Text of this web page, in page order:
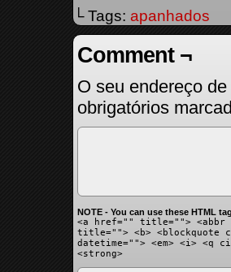
└ Tags: apanhados
Comment ¬
O seu endereço
obrigatórios
NOTE - You can use these HTML
<a href="" title=""> <abbr
title=""> <b> <blockquote
datetime=""> <em> <i> <q
<strong>